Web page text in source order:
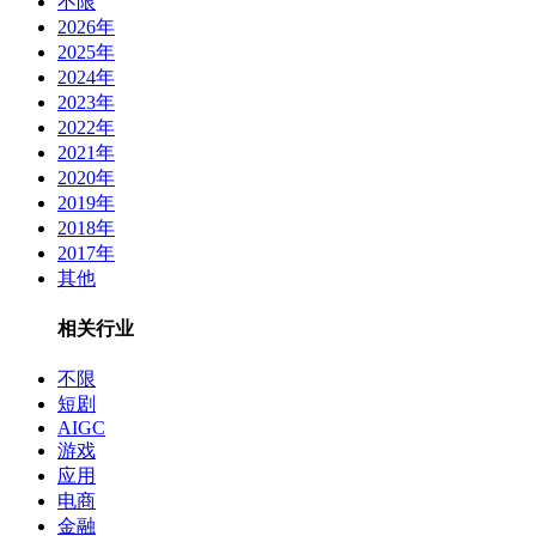
2026年
2025年
2024年
2023年
2022年
2021年
2020年
2019年
2018年
2017年
其他
相关行业
不限
短剧
AIGC
游戏
应用
电商
金融